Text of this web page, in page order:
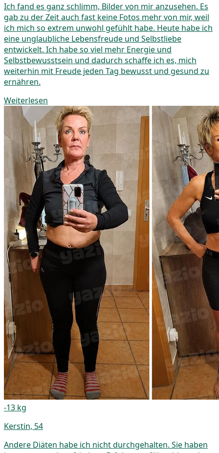
Ich fand es ganz schlimm, Bilder von mir anzusehen. Es
gab zu der Zeit auch fast keine Fotos mehr von mir, weil
ich mich so extrem unwohl gefühlt habe. Heute habe ich
eine unglaubliche Lebensfreude und Selbstliebe
entwickelt. Ich habe so viel mehr Energie und
Selbstbewusstsein und dadurch schaffe ich es, mich
weiterhin mit Freude jeden Tag bewusst und gesund zu
ernähren.
Weiterlesen
-13 kg
Kerstin, 54
Andere Diäten habe ich nicht durchgehalten. Sie haben